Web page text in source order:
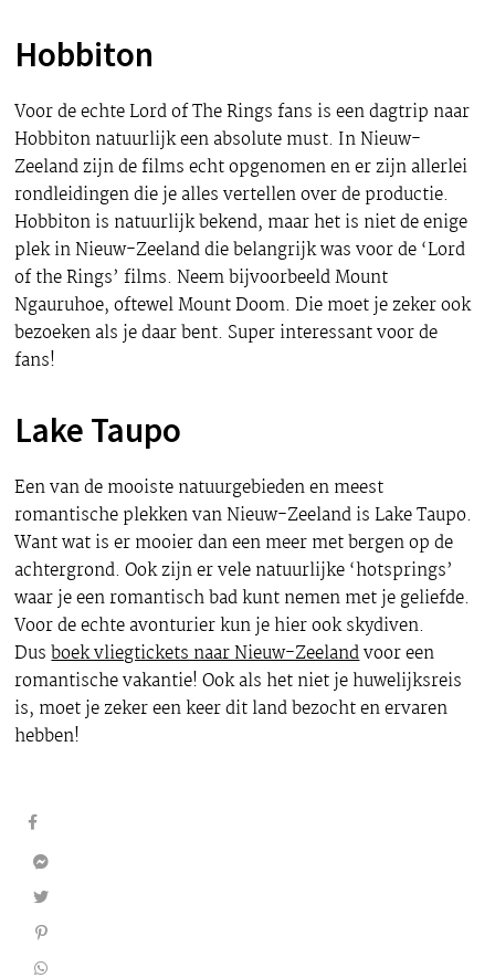
Hobbiton
Voor de echte Lord of The Rings fans is een dagtrip naar
Hobbiton natuurlijk een absolute must. In Nieuw-
Zeeland zijn de films echt opgenomen en er zijn allerlei
rondleidingen die je alles vertellen over de productie.
Hobbiton is natuurlijk bekend, maar het is niet de enige
plek in Nieuw-Zeeland die belangrijk was voor de ‘Lord
of the Rings’ films. Neem bijvoorbeeld Mount
Ngauruhoe, oftewel Mount Doom. Die moet je zeker ook
bezoeken als je daar bent. Super interessant voor de
fans!
Lake Taupo
Een van de mooiste natuurgebieden en meest
romantische plekken van Nieuw-Zeeland is Lake Taupo.
Want wat is er mooier dan een meer met bergen op de
achtergrond. Ook zijn er vele natuurlijke ‘hotsprings’
waar je een romantisch bad kunt nemen met je geliefde.
Voor de echte avonturier kun je hier ook skydiven.
Dusboek vliegtickets naar Nieuw-Zeelandvoor een
romantische vakantie! Ook als het niet je huwelijksreis
is, moet je zeker een keer dit land bezocht en ervaren
hebben!